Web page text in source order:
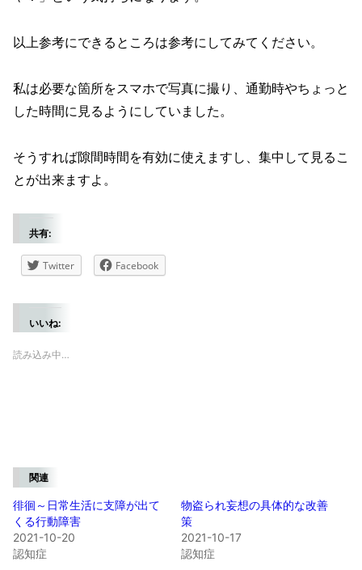
以上参考にできるところは参考にしてみてください。
私は必要な箇所をスマホで写真に撮り、通勤時やちょっと
した時間に見るようにしていました。
そうすれば隙間時間を有効に使えますし、集中して見るこ
とが出来ますよ。
共有:
Twitter Facebook
いいね:
読み込み中…
関連
徘徊～日常生活に支障が出て
くる行動障害
2021-10-20
認知症
物盗られ妄想の具体的な改善
策
2021-10-17
認知症